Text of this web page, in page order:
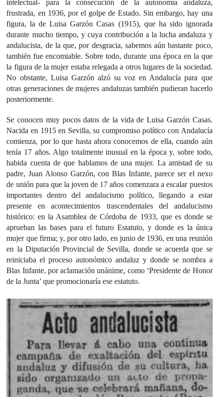
intelectual- para la consecución de la autonomía andaluza,
frustrada, en 1936, por el golpe de Estado. Sin embargo, hay una
figura, la de Luisa Garzón Casas (1915), que ha sido ignorada
durante mucho tiempo, y cuya contribución a la lucha andaluza y
andalucista, de la que, por desgracia, sabemos aún bastante poco,
también fue encomiable. Sobre todo, durante una época en la que
la figura de la mujer estaba relegada a otros lugares de la sociedad.
No obstante, Luisa Garzón alzó su voz en Andalucía para que
otras generaciones de mujeres andaluzas también pudieran hacerlo
posteriormente.
Se conocen muy pocos datos de la vida de Luisa Garzón Casas.
Nacida en 1915 en Sevilla, su compromiso político con Andalucía
comienza, por lo que hasta ahora conocemos de ella, cuando aún
tenía 17 años. Algo totalmente inusual en la época y, sobre todo,
habida cuenta de que hablamos de una mujer. La amistad de su
padre, Juan Alonso Garzón, con Blas Infante, parece ser el nexo
de unión para que la joven de 17 años comenzara a escalar puestos
importantes dentro del andalucismo político, llegando a estar
presente en acontecimientos trascendentales del andalucismo
histórico: en la Asamblea de Córdoba de 1933, que es donde se
aprueban las bases para el futuro Estatuto, y donde es la única
mujer que firma; y, por otro lado, en junio de 1936, en una reunión
en la Diputación Provincial de Sevilla, donde se acuerda que se
reiniciaba el proceso autonómico andaluz y donde se nombra a
Blas Infante, por aclamación unánime, como ‘Presidente de Honor
de la Junta’ que promocionaría ese estatuto.